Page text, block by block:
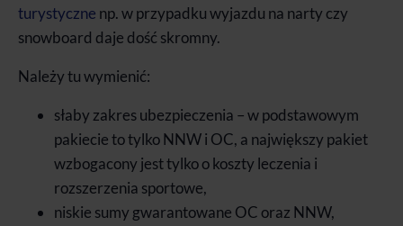
turystyczne np. w przypadku wyjazdu na narty czy
snowboard daje dość skromny.
Należy tu wymienić:
słaby zakres ubezpieczenia – w podstawowym
pakiecie to tylko NNW i OC, a największy pakiet
wzbogacony jest tylko o koszty leczenia i
rozszerzenia sportowe,
niskie sumy gwarantowane OC oraz NNW,